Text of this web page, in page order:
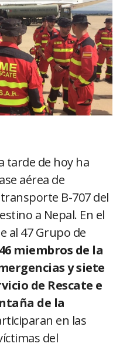
tarde de hoy ha
aérea de
B-707 del
a Nepal. En el
al 47 Grupo de
miembros de la
y siete
de Rescate e
de la
en las
del